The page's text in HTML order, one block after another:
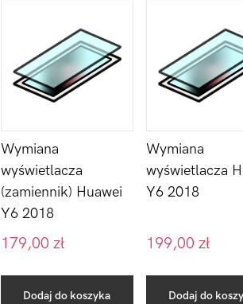
Wymiana
wyświetlacza
(zamiennik) Huawei
Y6 2018
179,00 zł
Dodaj do koszyka
Wymiana
wyświetlacza
Y6 2018
199,00 zł
Dodaj do